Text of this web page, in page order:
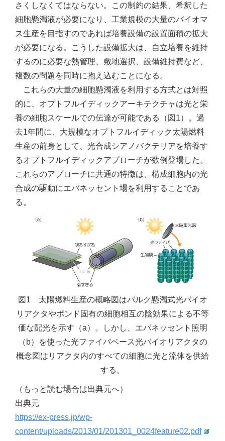
さくしなくてはならない。この制約の結果、希釈した
細胞懸濁液が必要になり、工業規模の大量のバイオマ
ス生産を目指すのであれば培養設備の設置面積の拡大
が必要になる。こうした設備拡大は、自立培養を維持
するのに必要な熱管理、敷地選択、設備維持費など、
複数の問題を同時に抱え込むことになる。
これらの大量の細胞懸濁液を利用する方式とは対照
的に、オプトフルイディックアーキテクチャは光と栄
養の細胞スケールでの伝達が可能である（図1）。過
去1年間に、大規模なオプトフルイディック太陽燃料
生産の前身として、光合成シアノバクテリアを培養す
るオプトフルイディックアプローチが数例登場した。
これらのアプローチに共通の特徴は、構成細胞内の光
合成の駆動にエバネッセント場を利用することであ
る。
図1 太陽燃料生産の概略図はバルク懸濁式光バイオ
リアクタやポンド固有の細胞相互の陰効果による不等
価な配光を示す（a）。しかし、エバネッセント照明
（b）を使った光ファイバベース光バイオリアクタの
概念図はリアクタ内のすべての細胞に光と流体を供給
する。
（もっと読む場合は出典元へ）
出典元
https://ex-press.jp/wp-
content/uploads/2013/01/201301_0024feature02.pdf